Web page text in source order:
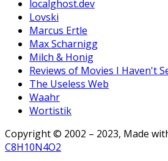
localghost.dev
Lovski
Marcus Ertle
Max Scharnigg
Milch & Honig
Reviews of Movies I Haven't
The Useless Web
Waahr
Wortistik
Copyright © 2002 – 2023, Made
C8H10N4O2